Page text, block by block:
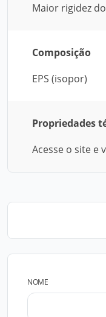
Maior rigidez
Composição
EPS (isopor)
Propriedades
Acesse o site e
NOME